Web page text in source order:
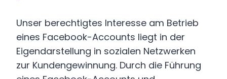
Unser berechtigtes Interesse am Betrieb
eines Facebook-Accounts liegt in der
Eigendarstellung in sozialen Netzwerken
zur Kundengewinnung. Durch die Führung